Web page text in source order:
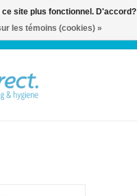
0 Articles
site plus fonctionnel. D'accord?
les témoins (cookies) »